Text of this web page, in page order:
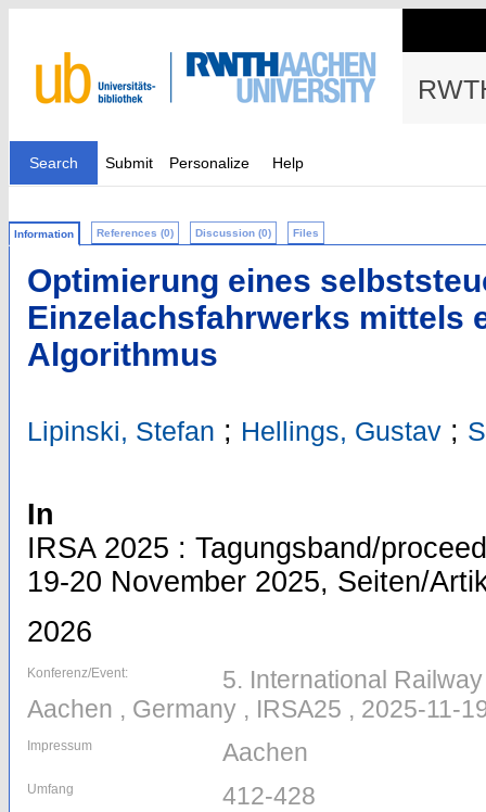
Search Submit Personalize Help
Information References (0) Discussion (0) Files
Optimierung eines
Einzelachsfahrwerks mittels
Algorithmus
Lipinski, Stefan ; Hellings, Gustav ;
In
IRSA 2025 : Tagungsband/
19-20 November 2025, Seiten/
2026
Konferenz/Event:
5. International
Aachen , Germany , IRSA25 , 2025-11-
Impressum Aachen
Umfang 412-428